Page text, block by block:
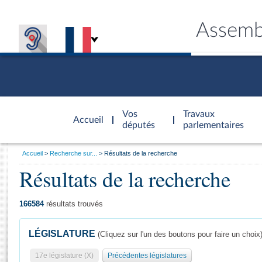
Accueil
d'accueil
Vos
députés
Travaux
parlementaires
Général
Vous
Accueil Recherche sur... Résultats de la recherche
Résultats de la recherche
166584résultats trouvés
LÉGISLATURE (Cliquez sur l'un des boutons pour faire un choix)
17e législature (X) Précédentes législatures